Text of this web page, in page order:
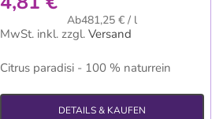
Ab481,25 € / l
MwSt. inkl. zzgl. Versand
Citrus paradisi - 100 % naturrein
DETAILS & KAUFEN